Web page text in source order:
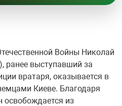
Войны Николай
ранее выступавший за
вратаря, оказывается в
Киеве. Благодаря
из